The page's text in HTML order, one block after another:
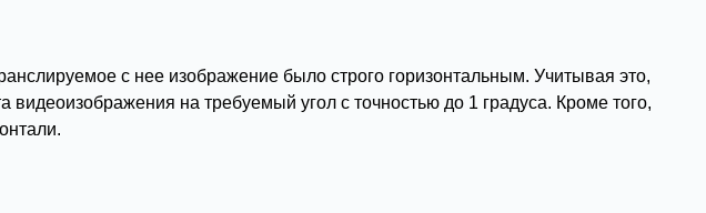
с нее изображение было строго горизонтальным. Учитывая это,
на требуемый угол с точностью до 1 градуса. Кроме того,